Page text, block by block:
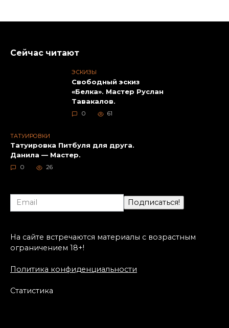
Сейчас читают
ЭСКИЗЫ
Свободный эскиз
«Белка». Мастер Руслан
Тавакалов.
0 61
ТАТУИРОВКИ
Татуировка Питбуля для друга.
Данила — Мастер.
0 26
На сайте встречаются материалы с возрастным
ограничением 18+!
Политика конфиденциальности
Статистика